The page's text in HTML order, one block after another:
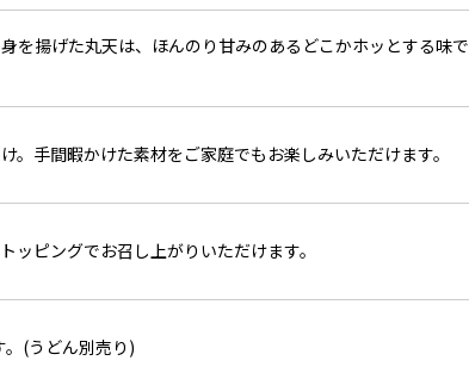
を揚げた丸天は、ほんのり甘みのあるどこかホッとする味で
。手間暇かけた素材をご家庭でもお楽しみいただけます。
ッピングでお召し上がりいただけます。
(うどん別売り)